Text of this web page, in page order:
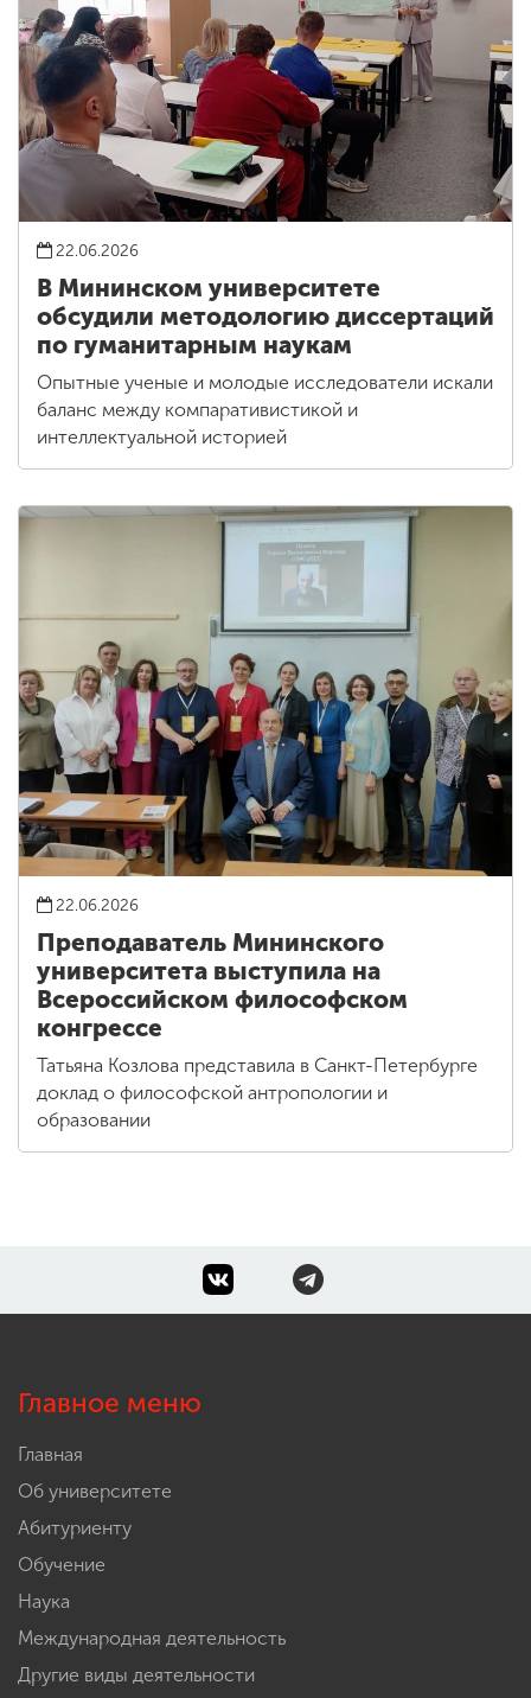
22.06.2026
В Мининском университете
обсудили методологию диссертаций
по гуманитарным наукам
Опытные ученые и молодые исследователи искали
баланс между компаративистикой и
интеллектуальной историей
22.06.2026
Преподаватель Мининского
университета выступила на
Всероссийском философском
конгрессе
Татьяна Козлова представила в Санкт-Петербурге
доклад о философской антропологии и
образовании
Главное меню
Главная
Об университете
Абитуриенту
Обучение
Наука
Международная деятельность
Другие виды деятельности